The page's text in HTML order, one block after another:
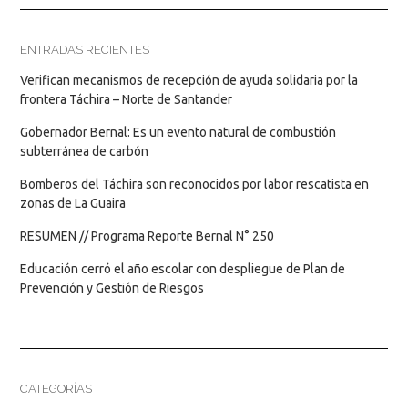
ENTRADAS RECIENTES
Verifican mecanismos de recepción de ayuda solidaria por la
frontera Táchira – Norte de Santander
Gobernador Bernal: Es un evento natural de combustión
subterránea de carbón
Bomberos del Táchira son reconocidos por labor rescatista en
zonas de La Guaira
RESUMEN // Programa Reporte Bernal N° 250
Educación cerró el año escolar con despliegue de Plan de
Prevención y Gestión de Riesgos
CATEGORÍAS